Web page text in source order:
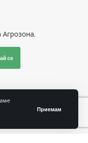
Приемам
се
ни